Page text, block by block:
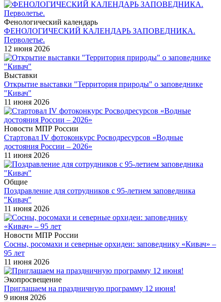
Фенологический календарь
ФЕНОЛОГИЧЕСКИЙ КАЛЕНДАРЬ ЗАПОВЕДНИКА.
Перволетье.
12 июня 2026
Выставки
Открытие выставки "Территория природы" о заповеднике
"Кивач"
11 июня 2026
Новости МПР России
Стартовал IV фотоконкурс Росводресурсов «Водные
достояния России – 2026»
11 июня 2026
Общие
Поздравление для сотрудников с 95-летием заповедника
"Кивач"
11 июня 2026
Новости МПР России
Сосны, росомахи и северные орхидеи: заповеднику «Кивач» –
95 лет
11 июня 2026
Экопросвещение
Приглашаем на праздничную программу 12 июня!
9 июня 2026